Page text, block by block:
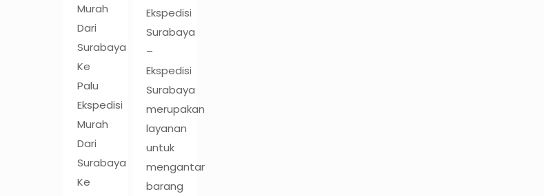
Murah
Dari
Surabaya
Ke
Palu
Ekspedisi
Murah
Dari
Surabaya
Ke
Ekspedisi
Surabaya
–
Ekspedisi
Surabaya
merupakan
layanan
untuk
mengantar
barang